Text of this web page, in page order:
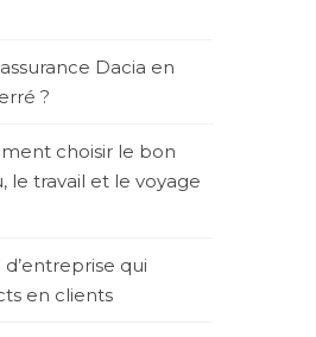
Dacia en
?
choisir le bon
le travail et le voyage
d’entreprise qui
en clients